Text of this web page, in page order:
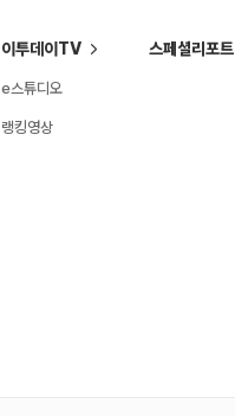
이투데이TV
e스튜디오
랭킹영상
스페셜리포트